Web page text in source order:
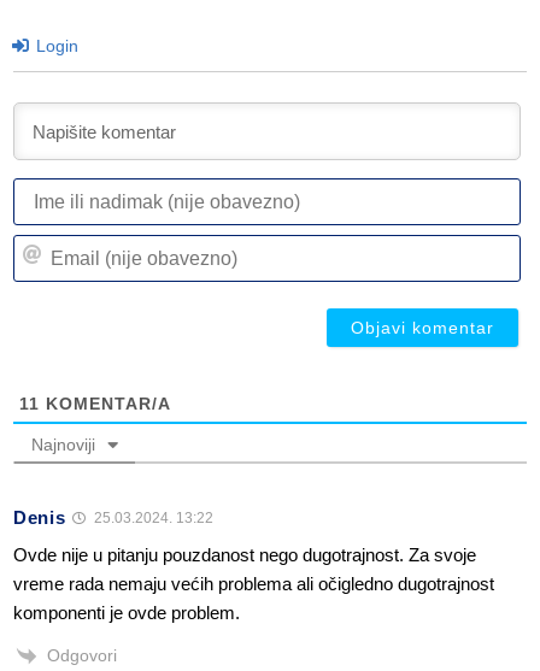
Login
11 KOMENTAR/A
Najnoviji
Denis 25.03.2024. 13:22
Ovde nije u pitanju pouzdanost nego dugotrajnost. Za svoje
vreme rada nemaju većih problema ali očigledno dugotrajnost
komponenti je ovde problem.
Odgovori